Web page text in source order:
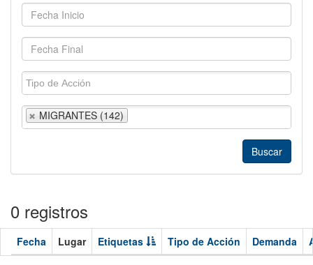
MIGRANTES (142)
0 registros
Fecha Lugar Etiquetas Tipo de Acción Demanda